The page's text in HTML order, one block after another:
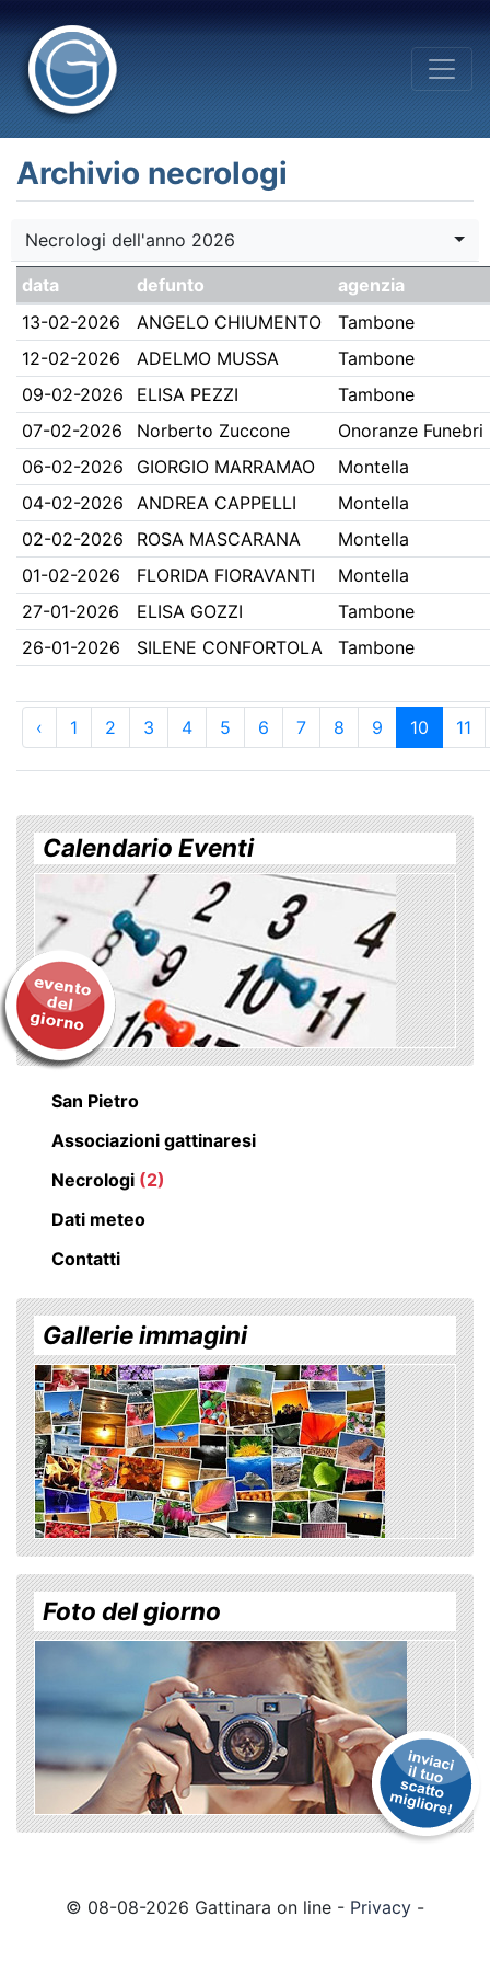
Archivio necrologi
Necrologi dell'anno 2026
data defunto
agenzia
13-02-2026
ANGELO CHIUMENTO
Tambone
12-02-2026
ADELMO MUSSA
Tambone
09-02-2026
ELISA PEZZI
Tambone
07-02-2026
Norberto Zuccone
Onoranze
06-02-2026
GIORGIO MARRAMAO
Montella
04-02-2026
ANDREA CAPPELLI
Montella
02-02-2026
ROSA MASCARANA
Montella
01-02-2026
FLORIDA FIORAVANTI
Montella
27-01-2026
ELISA GOZZI
Tambone
26-01-2026
SILENE CONFORTOLA Tambone
‹ 1 2 3 4 5 6 7 8 9 10 11
Calendario Eventi
San Pietro
Associazioni gattinaresi
Necrologi (2)
Dati meteo
Contatti
Gallerie immagini
Foto del giorno
© 08-08-2026 Gattinara on line - Privacy -